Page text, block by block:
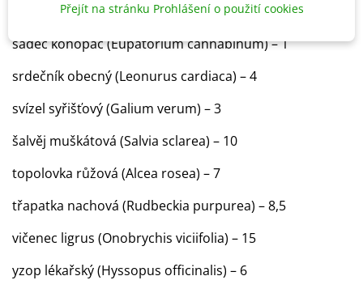
prvosenka jarní (Primula veris) – 2
sadec konopáč (Eupatorium cannabinum) – 1
srdečník obecný (Leonurus cardiaca) – 4
svízel syřišťový (Galium verum) – 3
šalvěj muškátová (Salvia sclarea) – 10
topolovka růžová (Alcea rosea) – 7
třapatka nachová (Rudbeckia purpurea) – 8,5
vičenec ligrus (Onobrychis viciifolia) – 15
yzop lékařský (Hyssopus officinalis) – 6
Přejít na stránku Prohlášení o použití cookies